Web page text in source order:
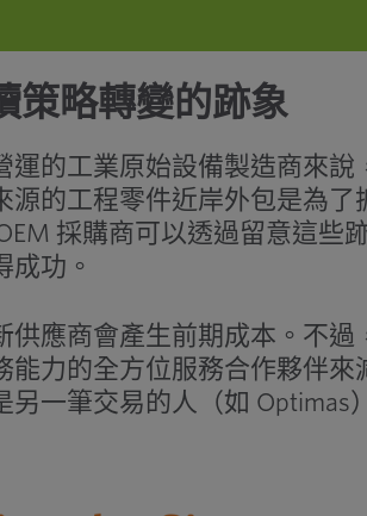
策略轉變的跡象
運的工業原始設備製造商來
源的工程零件近岸外包是為
採購商可以透過留意這些
成功。
供應商會產生前期成本。不
能力的全方位服務合作夥伴
另一筆交易的人（如 Optimas